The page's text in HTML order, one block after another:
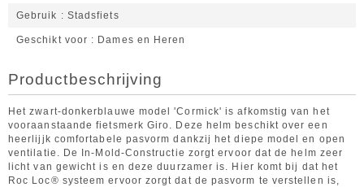
Gebruik Stadsfiets
Geschikt voor Dames en Heren
Productbeschrijving
Het zwart-donkerblauwe model 'Cormick' is afkomstig van het
vooraanstaande fietsmerk Giro. Deze helm beschikt over een
heerlijjk comfortabele pasvorm dankzij het diepe model en open
ventilatie. De In-Mold-Constructie zorgt ervoor dat de helm zeer
licht van gewicht is en deze duurzamer is. Hier komt bij dat het
Roc Loc® systeem ervoor zorgt dat de pasvorm te verstellen is,